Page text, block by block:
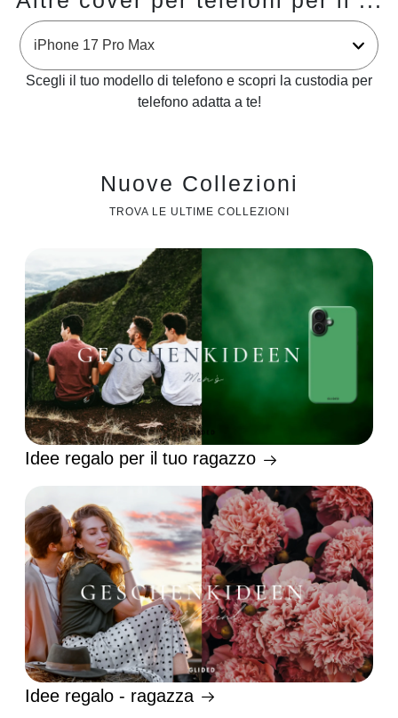
Scegli il tuo modello di telefono e scopri la custodia per
telefono adatta a te!
Nuove Collezioni
TROVA LE ULTIME COLLEZIONI
Idee regalo per il tuo ragazzo
Idee regalo - ragazza